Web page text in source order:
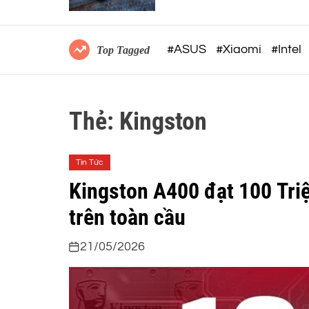
MẮT TẠI VIỆT NAM
Top Tagged #ASUS #Xiaomi #Intel
Thẻ: Kingston
Tin Tức
Kingston A400 đạt 100
trên toàn cầu
21/05/2026